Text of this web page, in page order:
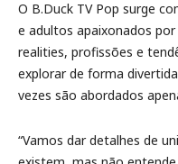
O B.Duck TV Pop surge
e adultos apaixonados
realities, profissões e
explorar de forma
vezes são abordados
“Vamos dar detalhes de